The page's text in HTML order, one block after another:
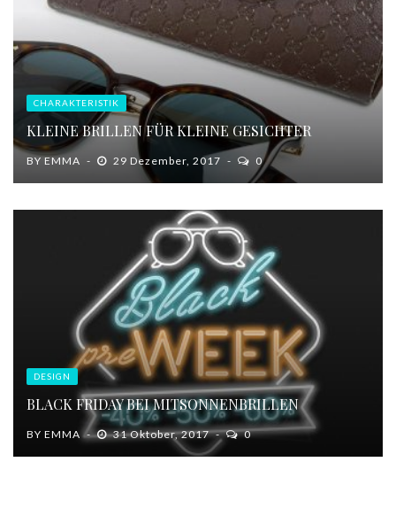
CHARAKTERISTIK
KLEINE BRILLEN FÜR KLEINE GESICHTER
BY EMMA 29 Dezember, 2017 0
DESIGN
BLACK FRIDAY BEI MITSONNENBRILLEN
BY EMMA 31 Oktober, 2017 0